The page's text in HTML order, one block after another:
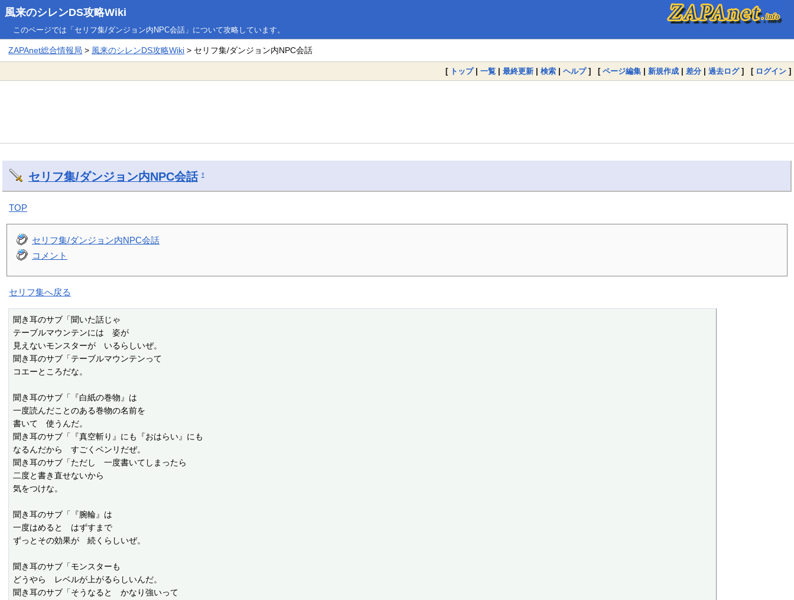
風来のシレンDS攻略Wiki
このページでは「セリフ集/ダンジョン内NPC会話」について攻略しています。
ZAPAnet総合情報局 > 風来のシレンDS攻略Wiki > セリフ集/ダンジョン内NPC会話
[ トップ| 一覧 | 最終更新 | 検索 | ヘルプ] [ ページ編集 | 新規作成 | 差分 | 過去ログ] [ ログイン ]
セリフ集/ダンジョン内NPC会話 †
TOP
セリフ集/ダンジョン内NPC会話
コメント
セリフ集へ戻る
聞き耳のサブ「聞いた話じゃ
テーブルマウンテンには　姿が
見えないモンスターが　いるらしいぜ。
聞き耳のサブ「テーブルマウンテンって
コエーところだな。
聞き耳のサブ「『白紙の巻物』は
一度読んだことのある巻物の名前を
書いて　使うんだ。
聞き耳のサブ「『真空斬り』にも『おはらい』にも
なるんだから　すごくベンリだぜ。
聞き耳のサブ「ただし　一度書いてしまったら
二度と書き直せないから
気をつけな。
聞き耳のサブ「『腕輪』は
一度はめると　はずすまで
ずっとその効果が　続くらしいぜ。
聞き耳のサブ「モンスターも
どうやら　レベルが上がるらしいんだ。
聞き耳のサブ「そうなると　かなり強いって